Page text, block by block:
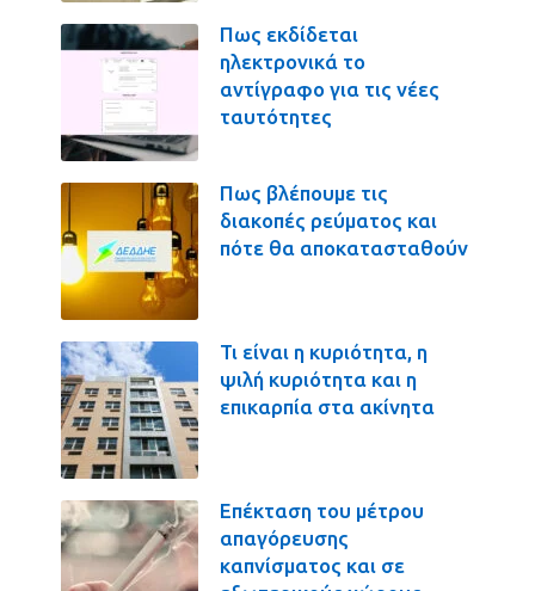
Πως εκδίδεται
ηλεκτρονικά το
αντίγραφο για τις νέες
ταυτότητες
Πως βλέπουμε τις
διακοπές ρεύματος και
πότε θα αποκατασταθούν
Τι είναι η κυριότητα, η
ψιλή κυριότητα και η
επικαρπία στα ακίνητα
Επέκταση του μέτρου
απαγόρευσης
καπνίσματος και σε